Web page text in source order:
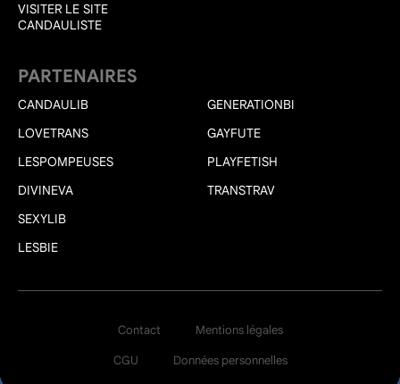
VISITER LE SITE
CANDAULISTE
PARTENAIRES
CANDAULIB
LOVETRANS
LESPOMPEUSES
DIVINEVA
SEXYLIB
LESBIE
GENERATIONBI
GAYFUTE
PLAYFETISH
TRANSTRAV
Contact
Mentions légales
CGU
Données personnelles